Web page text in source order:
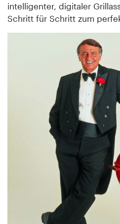
intelligenter, digitaler
Schritt für Schritt zum